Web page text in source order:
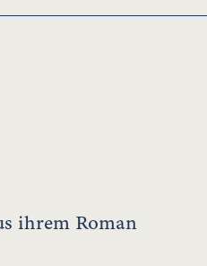
ihrem Roman